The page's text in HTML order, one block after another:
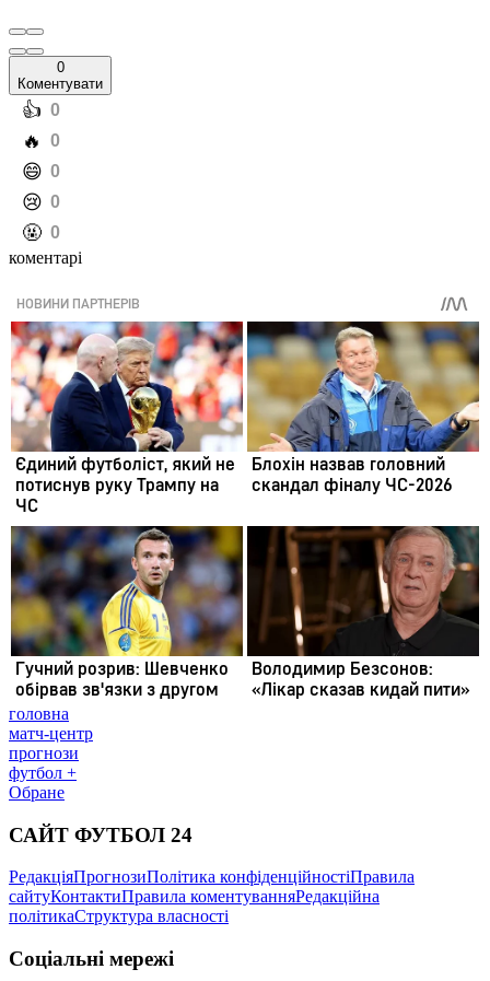
0
Коментувати
️👍 0
️🔥 0
️😄 0
️😢 0
️🤬 0
коментарі
головна
матч-центр
прогнози
футбол +
Обране
САЙТ ФУТБОЛ 24
РедакціяПрогнозиПолітика конфіденційностіПравила
сайтуКонтактиПравила коментуванняРедакційна
політикаСтруктура власності
Соціальні мережі